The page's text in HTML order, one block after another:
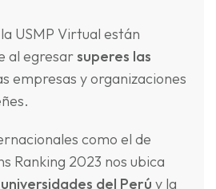
USMP Virtual están
al egresarsuperes las
empresas y organizaciones
como el de
Ranking 2023 nos ubica
del Perú y la